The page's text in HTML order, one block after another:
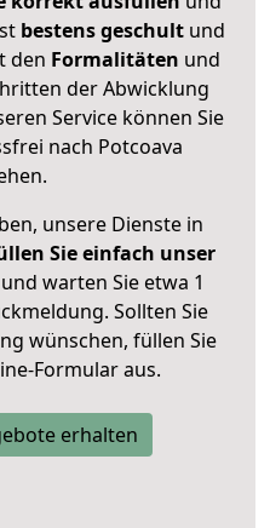
bestens geschult und
den Formalitäten und
der Abwicklung
Service können Sie
nach Potcoava
unsere Dienste in
Sie einfach unser
warten Sie etwa 1
Sollten Sie
wünschen, füllen Sie
Formular aus.
erhalten